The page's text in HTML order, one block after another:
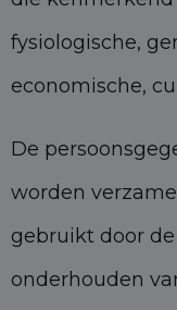
fysiologische,
economische,
De
worden
gebruikt door
onderhouden